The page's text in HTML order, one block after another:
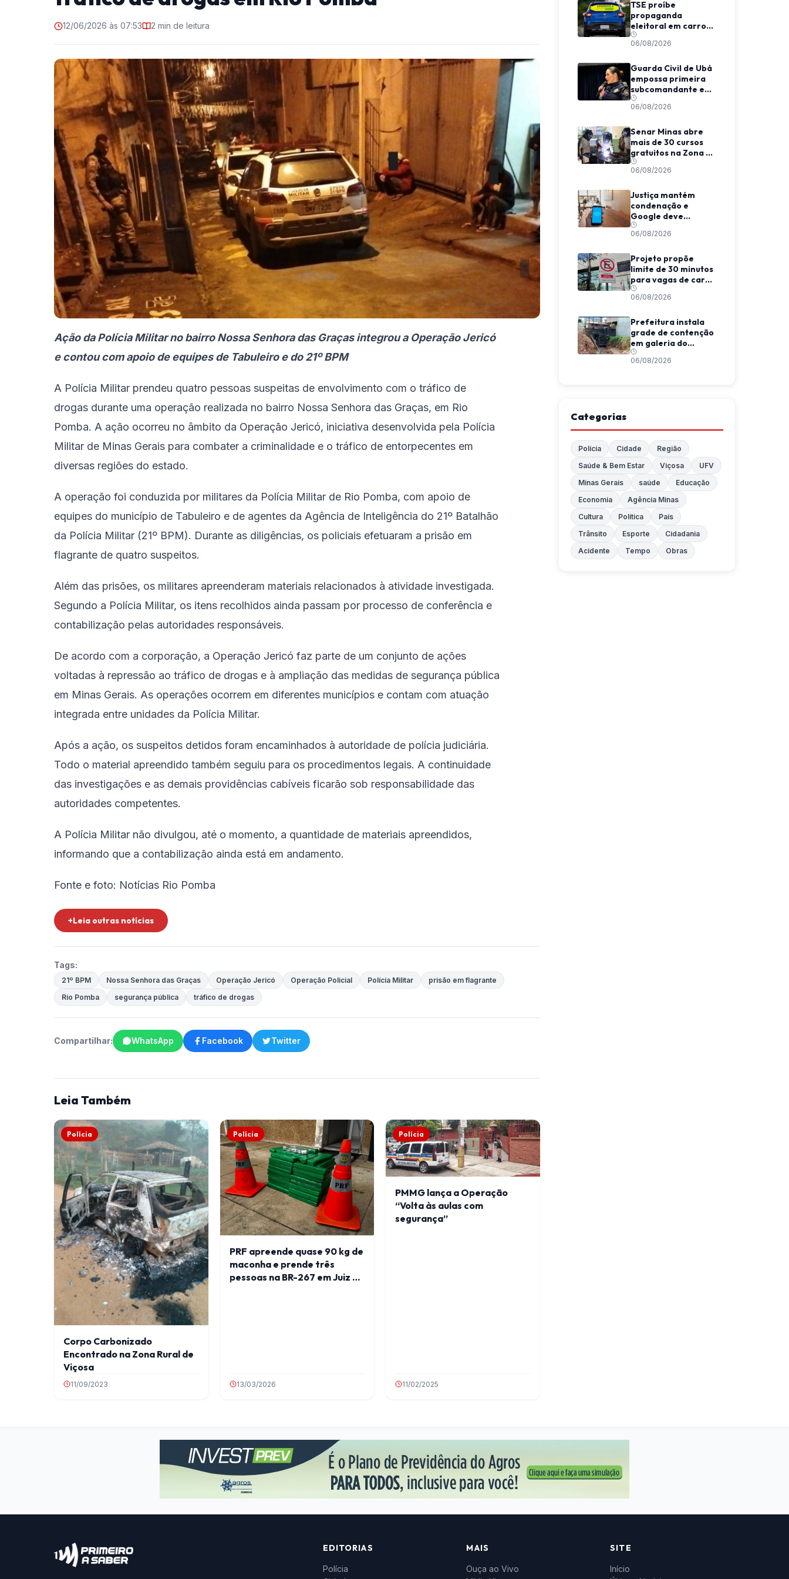
12/06/2026 às 07:53 2 min de leitura
Ação da Polícia Militar no bairro Nossa Senhora das Graças integrou a Operação Jericó
e contou com apoio de equipes de Tabuleiro e do 21º BPM
A Polícia Militar prendeu quatro pessoas suspeitas de envolvimento com o tráfico de
drogas durante uma operação realizada no bairro Nossa Senhora das Graças, em Rio
Pomba. A ação ocorreu no âmbito da Operação Jericó, iniciativa desenvolvida pela Polícia
Militar de Minas Gerais para combater a criminalidade e o tráfico de entorpecentes em
diversas regiões do estado.
A operação foi conduzida por militares da Polícia Militar de Rio Pomba, com apoio de
equipes do município de Tabuleiro e de agentes da Agência de Inteligência do 21º Batalhão
da Polícia Militar (21º BPM). Durante as diligências, os policiais efetuaram a prisão em
flagrante de quatro suspeitos.
Além das prisões, os militares apreenderam materiais relacionados à atividade investigada.
Segundo a Polícia Militar, os itens recolhidos ainda passam por processo de conferência e
contabilização pelas autoridades responsáveis.
De acordo com a corporação, a Operação Jericó faz parte de um conjunto de ações
voltadas à repressão ao tráfico de drogas e à ampliação das medidas de segurança pública
em Minas Gerais. As operações ocorrem em diferentes municípios e contam com atuação
integrada entre unidades da Polícia Militar.
Após a ação, os suspeitos detidos foram encaminhados à autoridade de polícia judiciária.
Todo o material apreendido também seguiu para os procedimentos legais. A continuidade
das investigações e as demais providências cabíveis ficarão sob responsabilidade das
autoridades competentes.
A Polícia Militar não divulgou, até o momento, a quantidade de materiais apreendidos,
informando que a contabilização ainda está em andamento.
Fonte e foto: Notícias Rio Pomba
+Leia outras notícias
Tags:
21º BPM Nossa Senhora das Graças Operação Jericó Operação Policial Polícia Militar
prisão em flagrante
Rio Pomba
segurança pública tráfico de drogas
Compartilhar: WhatsApp Facebook Twitter
Leia Também
Polícia
Corpo Carbonizado
Encontrado na Zona Rural de
Viçosa
11/09/2023
Polícia
PRF apreende quase 90 kg de
maconha e prende três
pessoas na BR-267 em Juiz de
13/03/2026
Polícia
PMMG lança a Operação
“Volta às aulas com
segurança”
11/02/2025
TSE proíbe
propaganda
eleitoral em carros
de aplicativo
durante transporte
06/08/2026
Guarda Civil de Ubá
empossa primeira
subcomandante e
cria estrutura
voltada à proteção
06/08/2026
Senar Minas abre
mais de 30 cursos
gratuitos na Zona da
Mata e Caparaó
06/08/2026
Justiça mantém
condenação e
Google deve
indenizar usuário
por invasão de e-
06/08/2026
Projeto propõe
limite de 30 minutos
para vagas de carga
e descarga em
Viçosa
06/08/2026
Prefeitura instala
grade de contenção
em galeria do
Córrego da
Conceição
06/08/2026
Categorias
Polícia Cidade
Região
Saúde & Bem Estar
Viçosa
UFV
Minas Gerais
saúde
Educação
Economia
Agência Minas
Cultura
Política
País
Trânsito
Esporte
Cidadania
Acidente
Tempo Obras
EDITORIAS
Polícia
MAIS
Ouça ao Vivo
SITE
Início